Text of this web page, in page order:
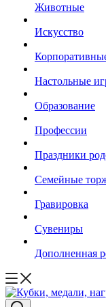
Животные
Искусство
Настольные
Образование
Профессии
Праздники
Семейные
Гравировка
Сувениры
Дополненная